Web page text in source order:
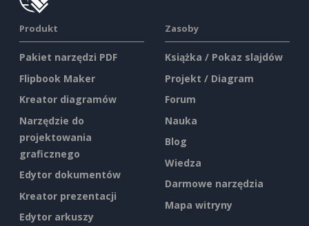
Produkt
Pakiet narzędzi PDF
Flipbook Maker
Kreator diagramów
Narzędzie do
projektowania
graficznego
Edytor dokumentów
Kreator prezentacji
Edytor arkuszy
Zasoby
Książka / Pokaz slajdów
Projekt / Diagram
Forum
Nauka
Blog
Wiedza
Darmowe narzędzia
Mapa witryny